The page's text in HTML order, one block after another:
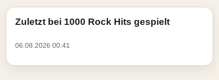
Zuletzt bei 1000 Rock Hits gespielt
06.08.2026 00:41